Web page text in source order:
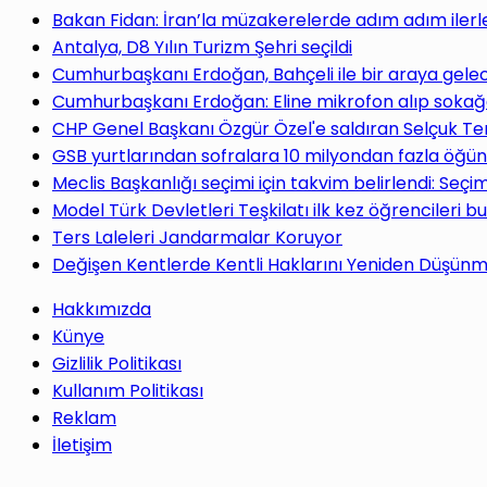
yap
...
Bakan Fidan: İran’la müzakerelerde adım adım
Antalya, D8 Yılın Turizm Şehri seçildi
Cumhurbaşkanı Erdoğan, Bahçeli ile bir araya
Cumhurbaşkanı Erdoğan: Eline mikrofon alıp
CHP Genel Başkanı Özgür Özel'e saldıran Selçuk
GSB yurtlarından sofralara 10 milyondan fazla öğün
Meclis Başkanlığı seçimi için takvim belirlendi:
Model Türk Devletleri Teşkilatı ilk kez öğrencileri
Ters Laleleri Jandarmalar Koruyor
Değişen Kentlerde Kentli Haklarını Yeniden
Hakkımızda
Künye
Gizlilik Politikası
Kullanım Politikası
Reklam
İletişim